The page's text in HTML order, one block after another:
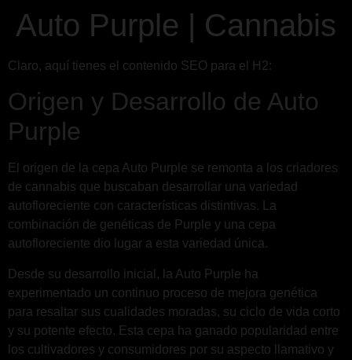
Auto Purple | Cannabis
Claro, aquí tienes el contenido SEO para el H2:
Origen y Desarrollo de Auto
Purple
El origen de la cepa Auto Purple se remonta a los criadores
de cannabis que buscaban desarrollar una variedad
autofloreciente con características distintivas. La
combinación de genéticas de Purple y una cepa
autofloreciente dio lugar a esta variedad única.
Desde su desarrollo inicial, la Auto Purple ha
experimentado un continuo proceso de mejora genética
para resaltar sus cualidades moradas, su ciclo de vida corto
y su potente efecto. Esta cepa ha ganado popularidad entre
los cultivadores y consumidores por su aspecto llamativo y